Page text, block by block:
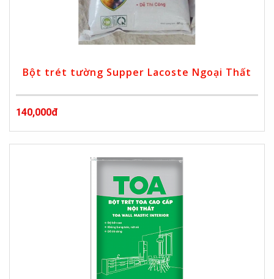
Bột trét tường Supper Lacoste Ngoại Thất
140,000đ